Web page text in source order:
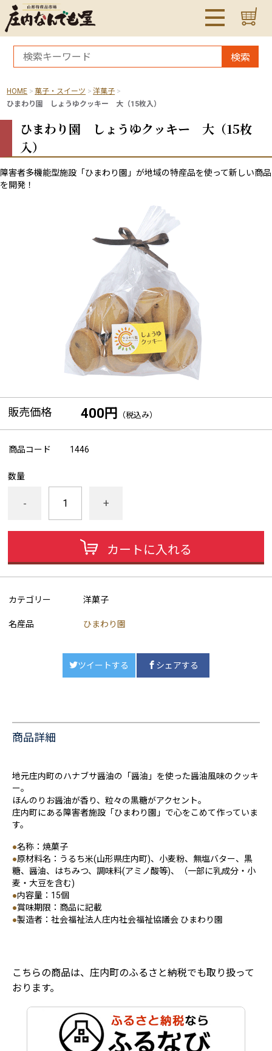
検索
HOME 菓子・スイーツ
洋菓子
ひまわり園 しょうゆクッキー 大（15枚入）
ひまわり園 しょうゆクッキー 大（15枚
入）
障害者多機能型施設「ひまわり園」が地域の特産品を使って新しい商品
を開発！
販売価格 400円 （税込み）
商品コード 1446
数量
- +
カートに入れる
カテゴリー 洋菓子
名産品 ひまわり園
ツイートする シェアする
商品詳細
地元庄内町のハナブサ醤油の「醤油」を使った醤油風味のクッキ
ー。
ほんのりお醤油が香り、粒々の黒糖がアクセント。
庄内町にある障害者施設「ひまわり園」で心をこめて作っていま
す。
●名称：焼菓子
●原材料名：うるち米(山形県庄内町)、小麦粉、無塩バター、黒
糖、醤油、はちみつ、調味料(アミノ酸等)、（一部に乳成分・小
麦・大豆を含む)
●内容量：15個
●賞味期限：商品に記載
●製造者：社会福祉法人庄内社会福祉協議会 ひまわり園
こちらの商品は、庄内町のふるさと納税でも取り扱って
おります。